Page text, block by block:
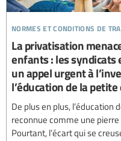
normes et conditions de
La privatisation
enfants : les
un appel urgent à
l’éducation de la
De plus en plus, l’éducation
reconnue comme une
Pourtant, l’écart qui se